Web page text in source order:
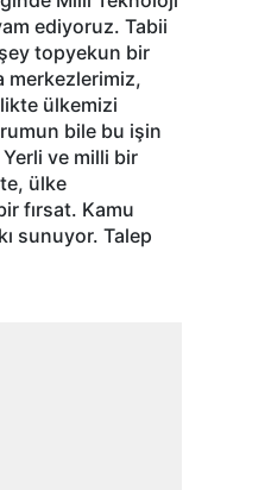
ediyoruz. Tabii
topyekun bir
merkezlerimiz,
ülkemizi
bile bu işin
Yerli ve milli bir
ülke
fırsat. Kamu
sunuyor. Talep